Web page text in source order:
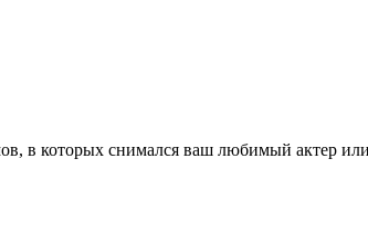
в которых снимался ваш любимый актер